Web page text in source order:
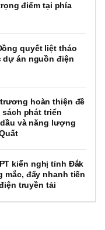
điểm tại phía
quyết liệt tháo
án nguồn điện
hoàn thiện đề
phát triển
và năng lượng
kiến nghị tỉnh Đắk
mắc, đẩy nhanh tiến
truyền tải